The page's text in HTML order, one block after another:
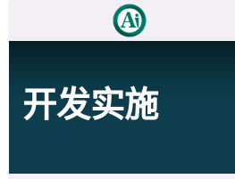
开发实施